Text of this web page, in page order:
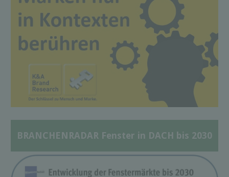
BRANCHENRADAR Fenster in DACH bis 2030